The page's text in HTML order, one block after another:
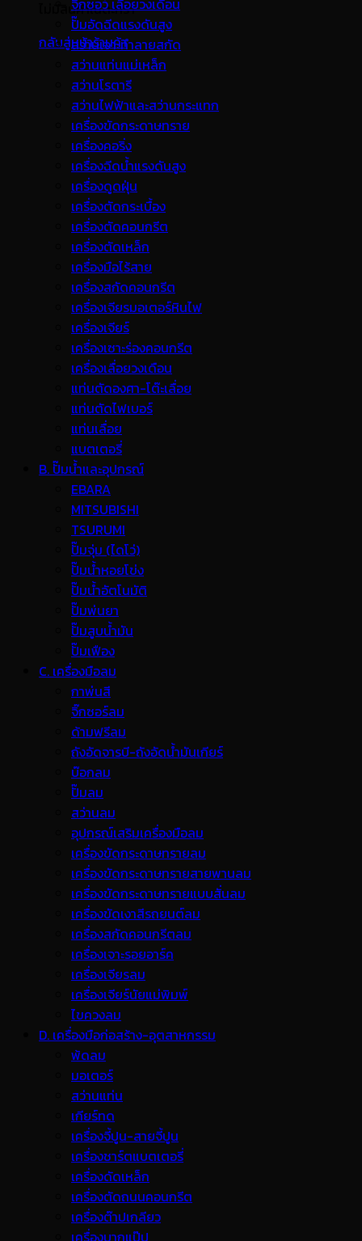
ไม่มีสินค้าในตะกร้า
กลับสู่หน้าร้านค้า
จิ๊กซอว์ เลื่อยวงเดือน
ปั๊มอัดฉีดแรงดันสูง
สว่านเจาะทำลายสกัด
สว่านแท่นแม่เหล็ก
สว่านโรตารี
สว่านไฟฟ้าและสว่านกระแทก
เครื่องขัดกระดาษทราย
เครื่องคอริ่ง
เครื่องฉีดน้ำแรงดันสูง
เครื่องดูดฝุ่น
เครื่องตัดกระเบื้อง
เครื่องตัดคอนกรีต
เครื่องตัดเหล็ก
เครื่องมือไร้สาย
เครื่องสกัดคอนกรีต
เครื่องเจียรมอเตอร์หินไฟ
เครื่องเจียร์
เครื่องเซาะร่องคอนกรีต
เครื่องเลื่อยวงเดือน
แท่นตัดองศา-โต๊ะเลื่อย
แท่นตัดไฟเบอร์
แท่นเลื่อย
แบตเตอรี่
B. ปั๊มน้ำและอุปกรณ์
EBARA
MITSUBISHI
TSURUMI
ปั๊มจุ่ม (ไดโว่)
ปั๊มน้ำหอยโข่ง
ปั๊มน้ำอัตโนมัติ
ปั๊มพ่นยา
ปั๊มสูบน้ำมัน
ปั๊มเฟือง
C. เครื่องมือลม
กาพ่นสี
จิ๊กซอร์ลม
ด้ามฟรีลม
ถังอัดจารบี-ถังอัดน้ำมันเกียร์
บ๊อกลม
ปั๊มลม
สว่านลม
อุปกรณ์เสริมเครื่องมือลม
เครื่องขัดกระดาษทรายลม
เครื่องขัดกระดาษทรายสายพานลม
เครื่องขัดกระดาษทรายแบบสั่นลม
เครื่องขัดเงาสีรถยนต์ลม
เครื่องสกัดคอนกรีตลม
เครื่องเจาะรอยอาร์ค
เครื่องเจียรลม
เครื่องเจียร์นัยแม่พิมพ์
ไขควงลม
D. เครื่องมือก่อสร้าง-อุตสาหกรรม
พ้ดลม
มอเตอร์
สว่านแท่น
เกียร์ทด
เครื่องจี้ปูน-สายจี้ปูน
เครื่องชาร์ตแบตเตอรี่
เครื่องดัดเหล็ก
เครื่องตัดถนนคอนกรีต
เครื่องต๊าปเกลียว
เครื่องบากแป๊ป